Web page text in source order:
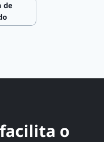
de
o